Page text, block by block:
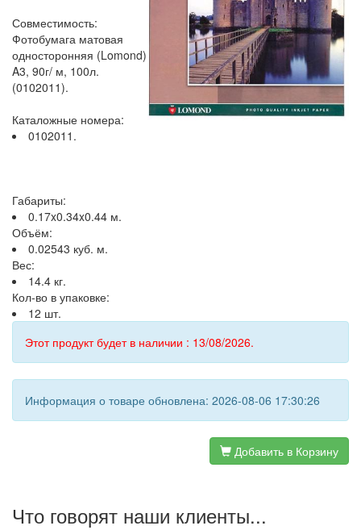
Совместимость:
Фотобумага матовая
односторонняя (Lomond)
A3, 90г/ м, 100л.
(0102011).
Каталожные номера:
0102011.
Габариты:
0.17x0.34x0.44 м.
Объём:
0.02543 куб. м.
Вес:
14.4 кг.
Кол-во в упаковке:
12 шт.
Этот продукт будет в наличии : 13/08/2026.
Информация о товаре обновлена: 2026-08-06 17:30:26
Добавить в Корзину
Что говорят наши клиенты...